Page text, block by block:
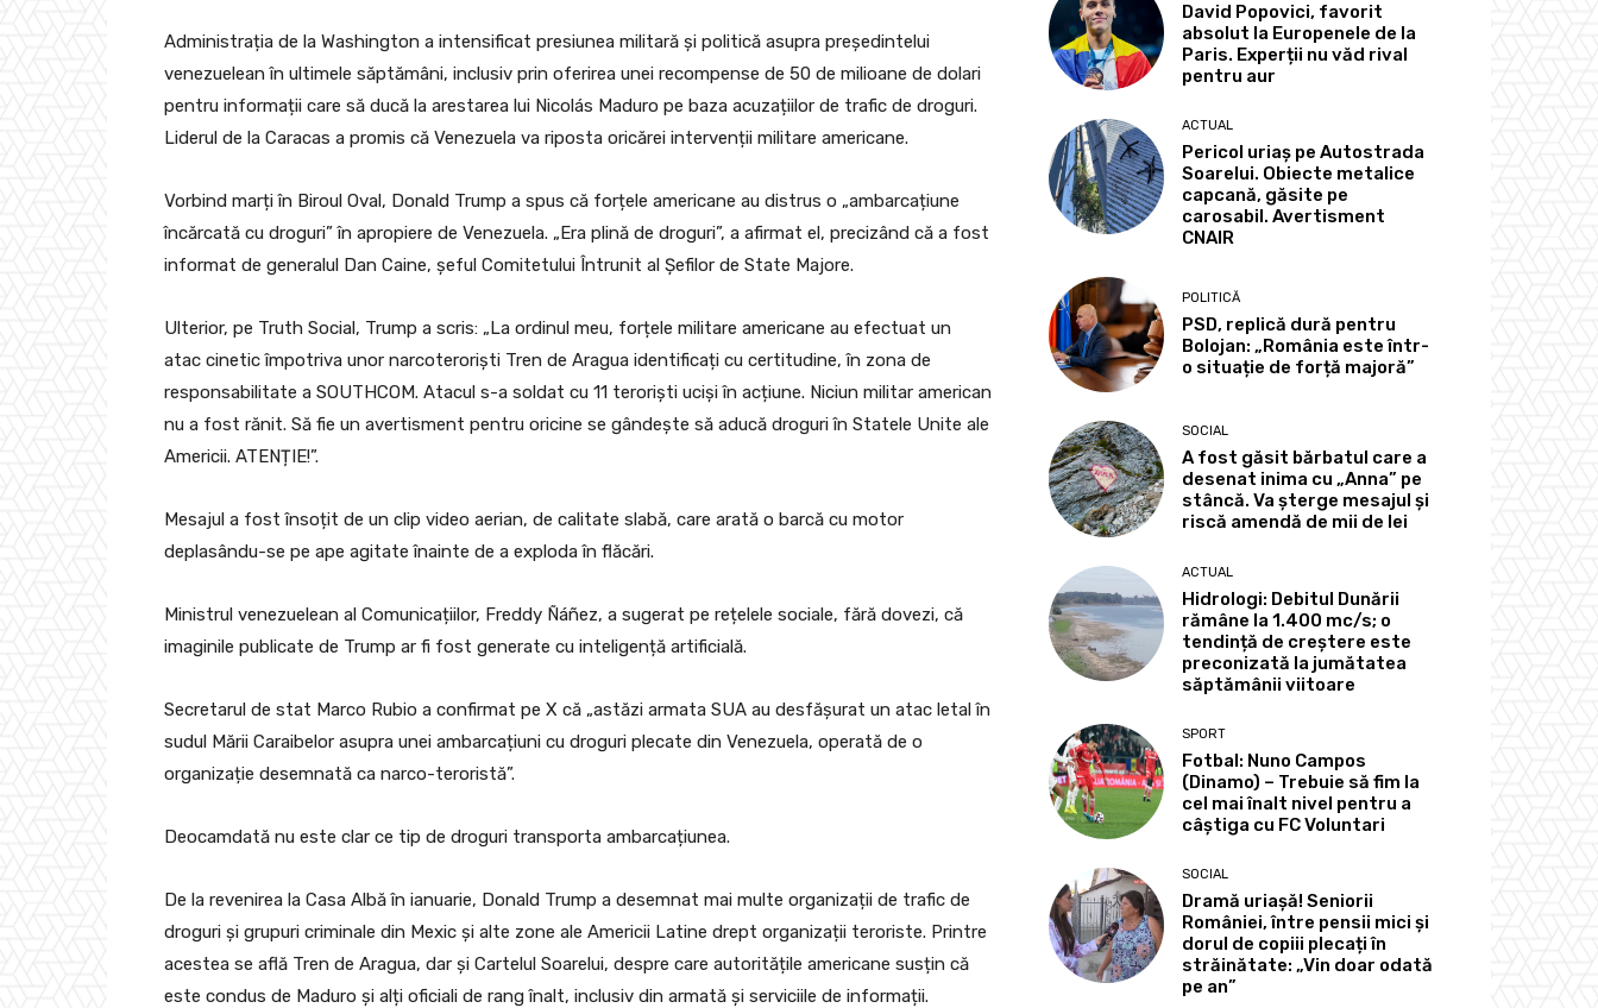
Administrația de la Washington a intensificat presiunea militară și politică asupra președintelui
venezuelean în ultimele săptămâni, inclusiv prin oferirea unei recompense de 50 de milioane de dolari
pentru informații care să ducă la arestarea lui Nicolás Maduro pe baza acuzațiilor de trafic de droguri.
Liderul de la Caracas a promis că Venezuela va riposta oricărei intervenții militare americane.
Vorbind marți în Biroul Oval, Donald Trump a spus că forțele americane au distrus o „ambarcațiune
încărcată cu droguri” în apropiere de Venezuela. „Era plină de droguri”, a afirmat el, precizând că a fost
informat de generalul Dan Caine, șeful Comitetului Întrunit al Șefilor de State Majore.
Ulterior, pe Truth Social, Trump a scris: „La ordinul meu, forțele militare americane au efectuat un
atac cinetic împotriva unor narcoteroriști Tren de Aragua identificați cu certitudine, în zona de
responsabilitate a SOUTHCOM. Atacul s-a soldat cu 11 teroriști uciși în acțiune. Niciun militar american
nu a fost rănit. Să fie un avertisment pentru oricine se gândește să aducă droguri în Statele Unite ale
Americii. ATENȚIE!”.
Mesajul a fost însoțit de un clip video aerian, de calitate slabă, care arată o barcă cu motor
deplasându-se pe ape agitate înainte de a exploda în flăcări.
Ministrul venezuelean al Comunicațiilor, Freddy Ñáñez, a sugerat pe rețelele sociale, fără dovezi, că
imaginile publicate de Trump ar fi fost generate cu inteligență artificială.
Secretarul de stat Marco Rubio a confirmat pe X că „astăzi armata SUA au desfășurat un atac letal în
sudul Mării Caraibelor asupra unei ambarcațiuni cu droguri plecate din Venezuela, operată de o
organizație desemnată ca narco-teroristă”.
Deocamdată nu este clar ce tip de droguri transporta ambarcațiunea.
De la revenirea la Casa Albă în ianuarie, Donald Trump a desemnat mai multe organizații de trafic de
droguri și grupuri criminale din Mexic și alte zone ale Americii Latine drept organizații teroriste. Printre
acestea se află Tren de Aragua, dar și Cartelul Soarelui, despre care autoritățile americane susțin că
este condus de Maduro și alți oficiali de rang înalt, inclusiv din armată și serviciile de informații.
David Popovici, favorit
absolut la Europenele de la
Paris. Experții nu văd rival
pentru aur
ACTUAL
Pericol uriaș pe Autostrada
Soarelui. Obiecte metalice
capcană, găsite pe
carosabil. Avertisment
CNAIR
POLITICĂ
PSD, replică dură pentru
Bolojan: „România este într-
o situație de forță majoră”
SOCIAL
A fost găsit bărbatul care a
desenat inima cu „Anna” pe
stâncă. Va șterge mesajul și
riscă amendă de mii de lei
ACTUAL
Hidrologi: Debitul Dunării
rămâne la 1.400 mc/s; o
tendință de creștere este
preconizată la jumătatea
săptămânii viitoare
SPORT
Fotbal: Nuno Campos
(Dinamo) – Trebuie să fim la
cel mai înalt nivel pentru a
câștiga cu FC Voluntari
SOCIAL
Dramă uriașă! Seniorii
României, între pensii mici și
dorul de copiii plecați în
străinătate: „Vin doar odată
pe an”